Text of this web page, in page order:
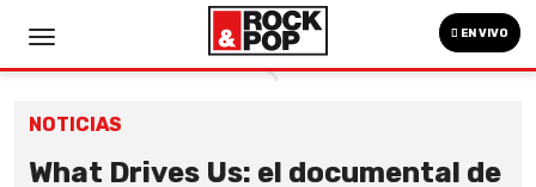
EN VIVO
NOTICIAS
What Drives Us: el documental de